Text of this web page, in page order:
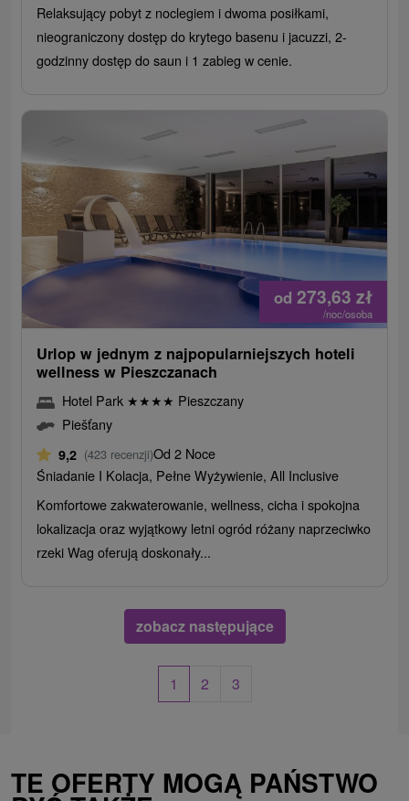
Relaksujący pobyt z noclegiem i dwoma posiłkami,
nieograniczony dostęp do krytego basenu i jacuzzi, 2-
godzinny dostęp do saun i 1 zabieg w cenie.
od 273,63 zł
/noc/osoba
Urlop w jednym z najpopularniejszych hoteli
wellness w Pieszczanach
Hotel Park ★★★★ Pieszczany
Piešťany
9,2 (423 recenzji)Od 2 Noce
Śniadanie I Kolacja, Pełne Wyżywienie, All Inclusive
Komfortowe zakwaterowanie, wellness, cicha i spokojna
lokalizacja oraz wyjątkowy letni ogród różany naprzeciwko
rzeki Wag oferują doskonały...
zobacz następujące
1 2 3
TE OFERTY MOGĄ PAŃSTWO